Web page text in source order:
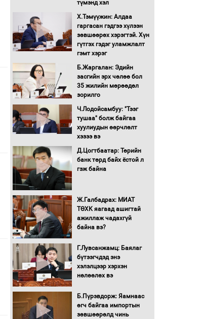
түмэнд хэл
Х.Тэмүүжин: Алдаа
гаргасан гэдгээ хүлээн
зөвшөөрөх хэрэгтэй. Хүн
гүтгэх гэдэг уламжлалт
гэмт хэрэг
Б.Жаргалан: Эдийн
засгийн эрх чөлөө бол
35 жилийн мөрөөдөл
зорилго
Ч.Лодойсамбуу: "Тээг
тушаа" болж байгаа
хуулиудын өөрчлөлт
хэзээ вэ
Д.Цогтбаатар: Төрийн
банк төрд байх ёстой л
гэж байна
Ж.Галбадрах: МИАТ
ТӨХК яагаад ашигтай
ажиллаж чадахгүй
байна вэ?
Г.Лувсанжамц: Баялаг
бүтээгчдэд энэ
хэлэлцээр хэрхэн
нөлөөлөх вэ
Б.Пүрэвдорж: Яамнаас
өгч байгаа импортын
зөвшөөрөлд чинь